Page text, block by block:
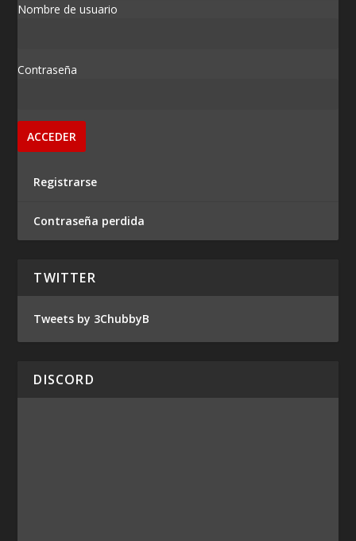
Nombre de usuario
Contraseña
Registrarse
Contraseña perdida
TWITTER
Tweets by 3ChubbyB
DISCORD